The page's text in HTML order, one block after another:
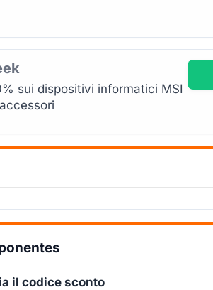
sui dispositivi informatici MSI
il codice sconto